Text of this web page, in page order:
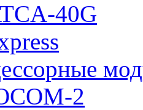
40G
2